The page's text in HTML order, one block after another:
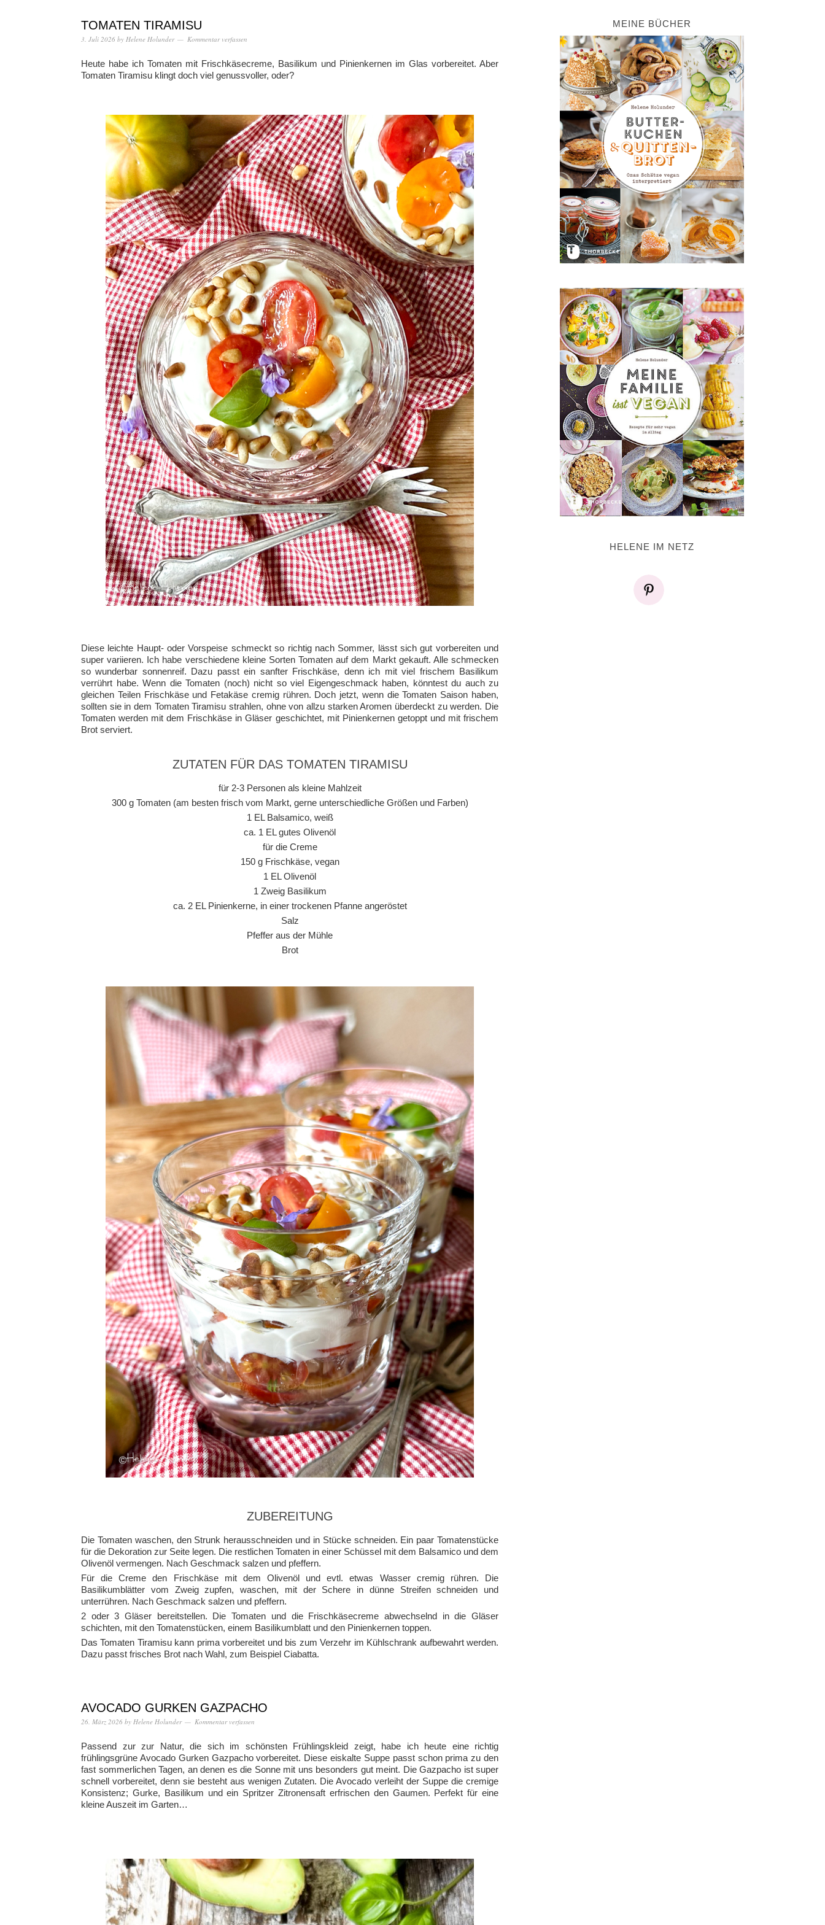
TOMATEN TIRAMISU
3. Juli 2026 by Helene Holunder Kommentar verfassen
Heute habe ich Tomaten mit Frischkäsecreme, Basilikum und Pinienkernen im Glas vorbereitet. Aber
Tomaten Tiramisu klingt doch viel genussvoller, oder?
Diese leichte Haupt- oder Vorspeise schmeckt so richtig nach Sommer, lässt sich gut vorbereiten und
super variieren. Ich habe verschiedene kleine Sorten Tomaten auf dem Markt gekauft. Alle schmecken
so wunderbar sonnenreif. Dazu passt ein sanfter Frischkäse, denn ich mit viel frischem Basilikum
verrührt habe. Wenn die Tomaten (noch) nicht so viel Eigengeschmack haben, könntest du auch zu
gleichen Teilen Frischkäse und Fetakäse cremig rühren. Doch jetzt, wenn die Tomaten Saison haben,
sollten sie in dem Tomaten Tiramisu strahlen, ohne von allzu starken Aromen überdeckt zu werden. Die
Tomaten werden mit dem Frischkäse in Gläser geschichtet, mit Pinienkernen getoppt und mit frischem
Brot serviert.
ZUTATEN FÜR DAS TOMATEN TIRAMISU
für 2-3 Personen als kleine Mahlzeit
300 g Tomaten (am besten frisch vom Markt, gerne unterschiedliche Größen und Farben)
1 EL Balsamico, weiß
ca. 1 EL gutes Olivenöl
für die Creme
150 g Frischkäse, vegan
1 EL Olivenöl
1 Zweig Basilikum
ca. 2 EL Pinienkerne, in einer trockenen Pfanne angeröstet
Salz
Pfeffer aus der Mühle
Brot
ZUBEREITUNG
Die Tomaten waschen, den Strunk herausschneiden und in Stücke schneiden. Ein paar Tomatenstücke
für die Dekoration zur Seite legen. Die restlichen Tomaten in einer Schüssel mit dem Balsamico und dem
Olivenöl vermengen. Nach Geschmack salzen und pfeffern.
Für die Creme den Frischkäse mit dem Olivenöl und evtl. etwas Wasser cremig rühren. Die
Basilikumblätter vom Zweig zupfen, waschen, mit der Schere in dünne Streifen schneiden und
unterrühren. Nach Geschmack salzen und pfeffern.
2 oder 3 Gläser bereitstellen. Die Tomaten und die Frischkäsecreme abwechselnd in die Gläser
schichten, mit den Tomatenstücken, einem Basilikumblatt und den Pinienkernen toppen.
Das Tomaten Tiramisu kann prima vorbereitet und bis zum Verzehr im Kühlschrank aufbewahrt werden.
Dazu passt frisches Brot nach Wahl, zum Beispiel Ciabatta.
AVOCADO GURKEN GAZPACHO
26. März 2026 by Helene Holunder Kommentar verfassen
Passend zur zur Natur, die sich im schönsten Frühlingskleid zeigt, habe ich heute eine richtig
frühlingsgrüne Avocado Gurken Gazpacho vorbereitet. Diese eiskalte Suppe passt schon prima zu den
fast sommerlichen Tagen, an denen es die Sonne mit uns besonders gut meint. Die Gazpacho ist super
schnell vorbereitet, denn sie besteht aus wenigen Zutaten. Die Avocado verleiht der Suppe die cremige
Konsistenz; Gurke, Basilikum und ein Spritzer Zitronensaft erfrischen den Gaumen. Perfekt für eine
kleine Auszeit im Garten…
MEINE BÜCHER
HELENE IM NETZ